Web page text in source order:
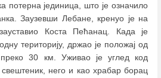
потерна јединица, што је означило
Заузевши Лебане, кренуо је на
Коста Пећанац. Када је
територију, држао је положај од
30 км. Уживао је углед код
него и као храбар борац